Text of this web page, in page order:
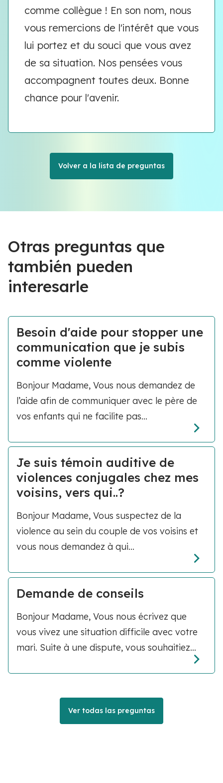
comme collègue ! En son nom, nous
vous remercions de l'intérêt que vous
lui portez et du souci que vous avez
de sa situation. Nos pensées vous
accompagnent toutes deux. Bonne
chance pour l'avenir.
Volver a la lista de preguntas
Otras preguntas que
también pueden
interesarle
Besoin d'aide pour stopper une
communication que je subis
comme violente
Bonjour Madame, Vous nous demandez de
l’aide afin de communiquer avec le père de
vos enfants qui ne facilite pas...
Je suis témoin auditive de
violences conjugales chez mes
voisins, vers qui..?
Bonjour Madame, Vous suspectez de la
violence au sein du couple de vos voisins et
vous nous demandez à qui...
Demande de conseils
Bonjour Madame, Vous nous écrivez que
vous vivez une situation difficile avec votre
mari. Suite à une dispute, vous souhaitiez...
Ver todas las preguntas